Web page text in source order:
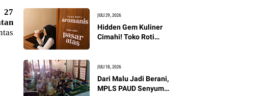
27
Andalan Siap
Manjakan Pecinta
Kopi
JULI 29, 2026
Hidden Gem Kuliner
Cimahi! Toko Roti
Nuansa Vintage
JULI 18, 2026
Dari Malu Jadi Berani,
MPLS PAUD Senyum